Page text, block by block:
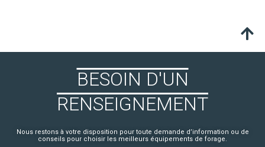
BESOIN D'UN
RENSEIGNEMENT
Nous restons à votre disposition pour toute demande d’information ou de
conseils pour choisir les meilleurs équipements de forage.